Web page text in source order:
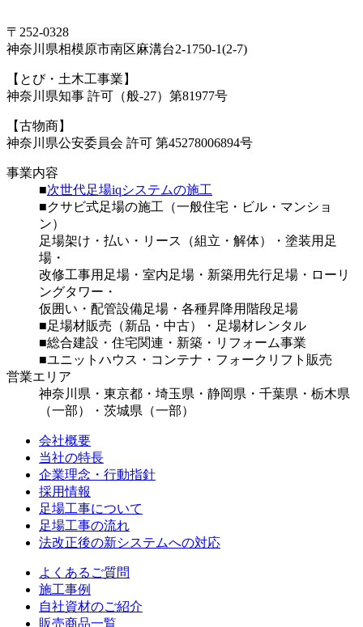
〒252-0328
神奈川県相模原市南区麻溝台2-1750-1(2-7)
【とび・土木工事業】
神奈川県知事 許可（般-27）第81977号
【古物商】
神奈川県公安委員会 許可 第45278006894号
事業内容
■次世代足場iqシステムの施工
■クサビ式足場の施工（一般住宅・ビル・マンショ
ン）
足場架け・払い・リース（組立・解体）・塗装用足
場・
改修工事用足場・室内足場・新築用先行足場・ローリ
ングタワー・
仮囲い・配管設備足場・各種昇降用階段足場
■足場材販売（新品・中古）・足場材レンタル
■総合建設・住宅関連・新築・リフォーム事業
■ユニットハウス・コンテナ・フォークリフト販売
営業エリア
神奈川県・東京都・埼玉県・静岡県・千葉県・栃木県
（一部）・茨城県（一部）
会社概要
当社の特長
企業理念・行動指針
採用情報
足場工事について
足場工事の流れ
法改正後の新システムへの対応
よくあるご質問
施工事例
自社資材のご紹介
販売商品一覧